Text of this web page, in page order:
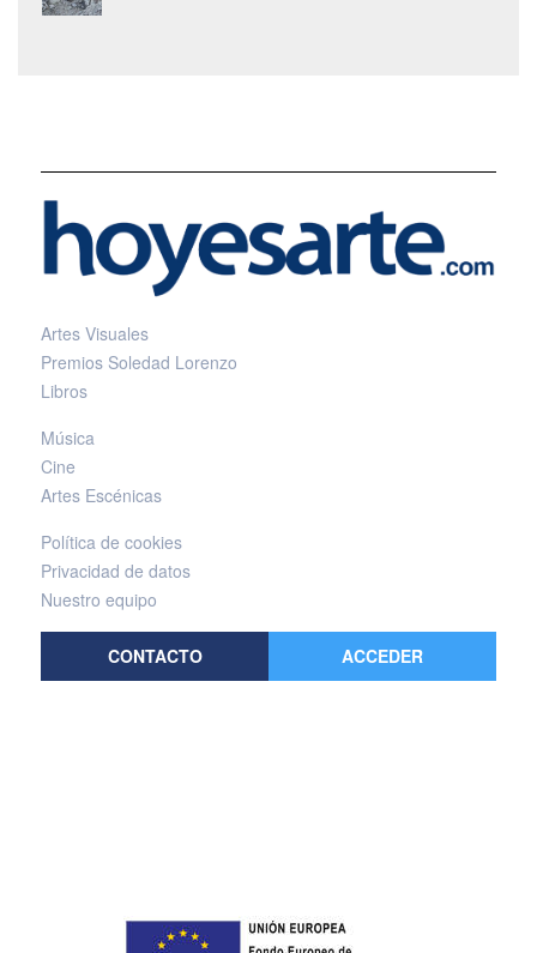
Artes Visuales
Premios Soledad Lorenzo
Libros
Música
Cine
Artes Escénicas
Política de cookies
Privacidad de datos
Nuestro equipo
CONTACTO ACCEDER